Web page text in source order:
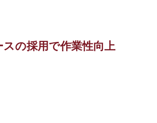
の採用で作業性向上